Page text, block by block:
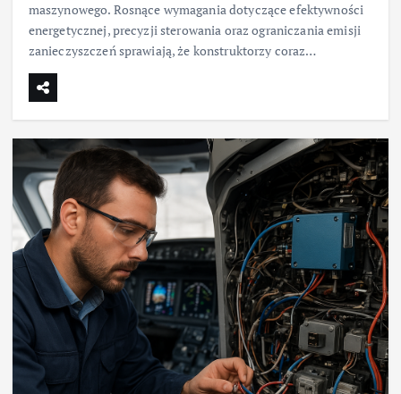
maszynowego. Rosnące wymagania dotyczące efektywności
energetycznej, precyzji sterowania oraz ograniczania emisji
zanieczyszczeń sprawiają, że konstruktorzy coraz…